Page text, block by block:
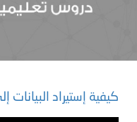
كيفية إستيراد البيانات